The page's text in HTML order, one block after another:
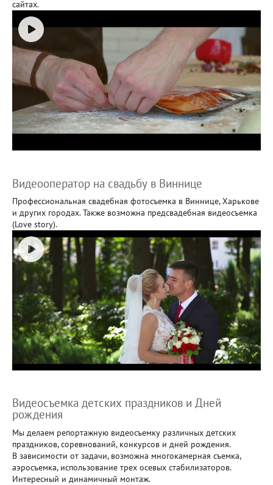
сайтах.
Видеооператор на свадьбу в Виннице
Профессиональная свадебная фотосъемка в Виннице, Харькове
и других городах. Также возможна предсвадебная видеосъемка
(Love story).
Видеосъемка детских праздников и Дней
рождения
Мы делаем репортажную видеосъемку различных детских
праздников, соревнований, конкурсов и дней рождения.
В зависимости от задачи, возможна многокамерная съемка,
аэросъемка, использование трех осевых стабилизаторов.
Интересный и динамичный монтаж.